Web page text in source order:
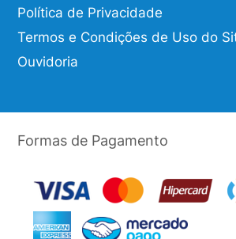
Política de Privacidade
Termos e Condições de Uso do
Ouvidoria
Formas de Pagamento